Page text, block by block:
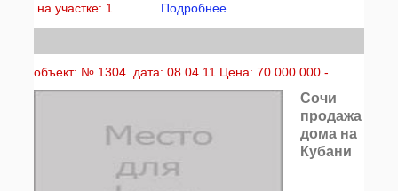
на участке: 1
Подробнее
объект: № 1304 дата: 08.04.11 Цена: 70 000 000 -
Сочи
продажа
дома на
Кубани